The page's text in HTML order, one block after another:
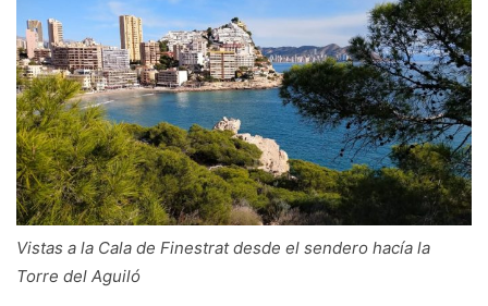
Vistas a la Cala de Finestrat desde el sendero hacía la
Torre del Aguiló